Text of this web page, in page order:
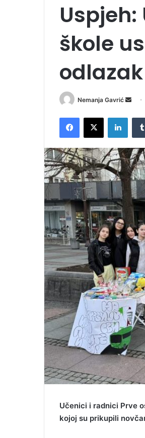
Uspjeh:
škole
Nemanja Gavrić
d
a
n
e
m
a
i
Učenici i radnici Prve
kojoj su prikupili